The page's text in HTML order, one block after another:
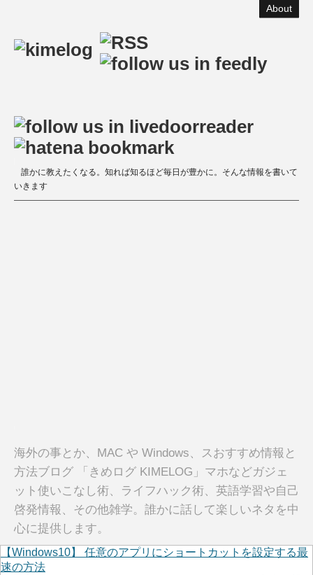
About
誰かに教えたくなる。知れば知るほど毎日が豊かに。そんな情報を書いて
いきます
海外の事とか、MAC や Windows、スおすすめ情報と
方法ブログ 「きめログ KIMELOG」マホなどガジェ
ット使いこなし術、ライフハック術、英語学習や自己
啓発情報、その他雑学。誰かに話して楽しいネタを中
心に提供します。
【Windows10】 任意のアプリにショートカットを設定する最
速の方法